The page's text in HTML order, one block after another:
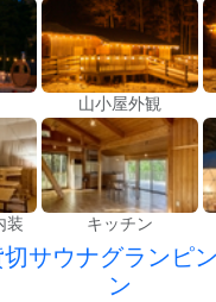
山小屋外観
装 キッチン
サウナグランピ
ン